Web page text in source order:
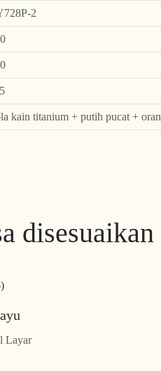
2
kain titanium + putih pucat +
disesuaikan
Layar